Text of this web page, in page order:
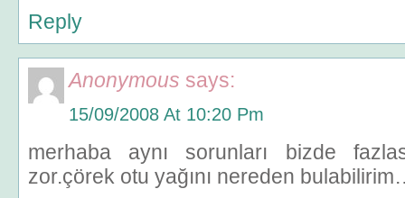
Reply
Anonymous says:
15/09/2008 At 10:20 Pm
merhaba aynı sorunları bizde
zor.çörek otu yağını nereden